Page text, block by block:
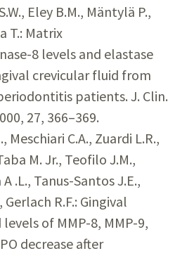
Eley B.M., Mäntylä P.,
T.: Matrix
8 levels and elastase
crevicular fluid from
patients. J. Clin.
27, 366–369.
Meschiari C.A., Zuardi L.R.,
M. Jr., Teofilo J.M.,
.L., Tanus-Santos J.E.,
Gerlach R.F.: Gingival
of MMP-8, MMP-9,
decrease after